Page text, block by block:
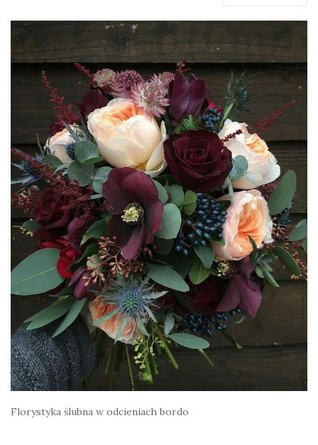
Florystyka ślubna w odcieniach bordo